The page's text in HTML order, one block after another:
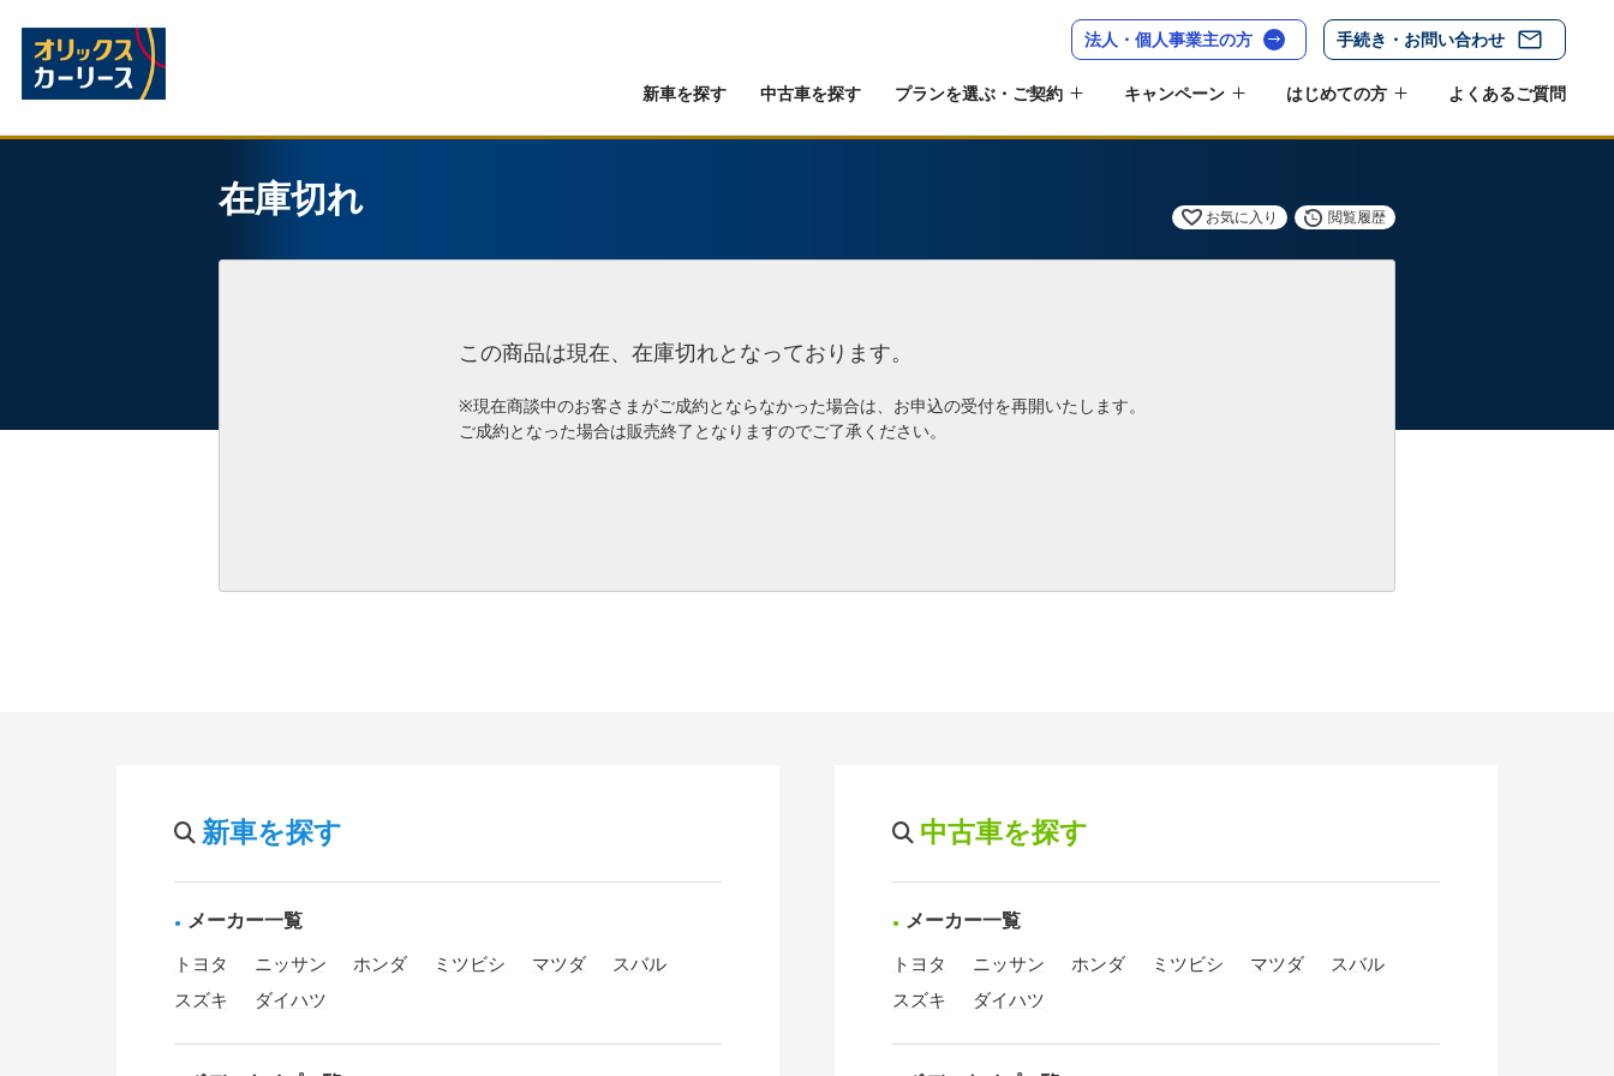
法人・個人事業主の方 手続き・お問い合わせ
新車を探す 中古車を探す プランを選ぶ・ご契約 キャンペーン はじめての方 よくあるご質問
在庫切れ お気に入り 閲覧履歴
この商品は現在、在庫切れとなっております。
※現在商談中のお客さまがご成約とならなかった場合は、お申込の受付を再開いたします。
ご成約となった場合は販売終了となりますのでご了承ください。
新車を探す
メーカー一覧
トヨタ ニッサン ホンダ ミツビシ マツダ
スバル
スズキ
ダイハツ
中古車を探す
メーカー一覧
トヨタ ニッサン ホンダ ミツビシ マツダ
スバル
スズキ
ダイハツ